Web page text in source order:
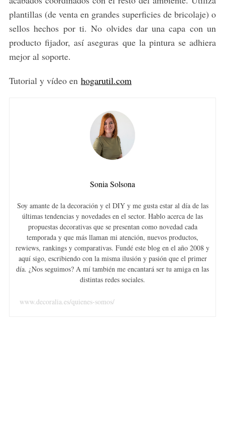
plantillas (de venta en grandes superficies de bricolaje) o
sellos hechos por ti. No olvides dar una capa con un
producto fijador, así aseguras que la pintura se adhiera
mejor al soporte.
Tutorial y vídeo en hogarutil.com
Sonia Solsona
Soy amante de la decoración y el DIY y me gusta estar al día de las
últimas tendencias y novedades en el sector. Hablo acerca de las
propuestas decorativas que se presentan como novedad cada
temporada y que más llaman mi atención, nuevos productos,
rewiews, rankings y comparativas. Fundé este blog en el año 2008 y
aquí sigo, escribiendo con la misma ilusión y pasión que el primer
día. ¿Nos seguimos? A mí también me encantará ser tu amiga en las
distintas redes sociales.
www.decoralia.es/quienes-somos/